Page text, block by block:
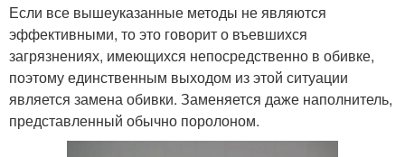
Если все вышеуказанные методы не являются
эффективными, то это говорит о въевшихся
загрязнениях, имеющихся непосредственно в обивке,
поэтому единственным выходом из этой ситуации
является замена обивки. Заменяется даже наполнитель,
представленный обычно поролоном.